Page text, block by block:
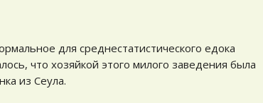
для среднестатистического едока
что хозяйкой этого милого заведения была
из Сеула.